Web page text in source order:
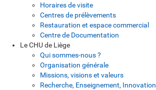
Horaires de visite
Centres de prélèvements
Restauration et espace commercial
Centre de Documentation
Le CHU de Liège
Qui sommes-nous ?
Organisation générale
Missions, visions et valeurs
Recherche, Enseignement, Innovation